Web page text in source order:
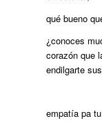
qué bueno
¿conoces
corazón que
endilgarte
empatía pa